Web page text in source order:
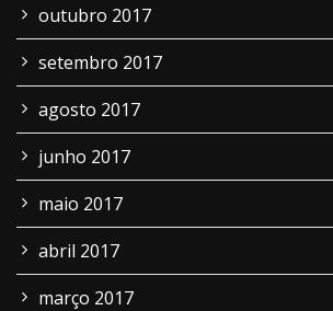
outubro 2017
setembro 2017
agosto 2017
junho 2017
maio 2017
abril 2017
março 2017